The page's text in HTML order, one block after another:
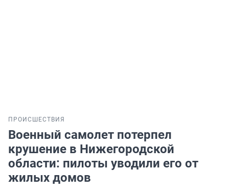
ПРОИСШЕСТВИЯ
Военный самолет потерпел
крушение в Нижегородской
области: пилоты уводили его от
жилых домов